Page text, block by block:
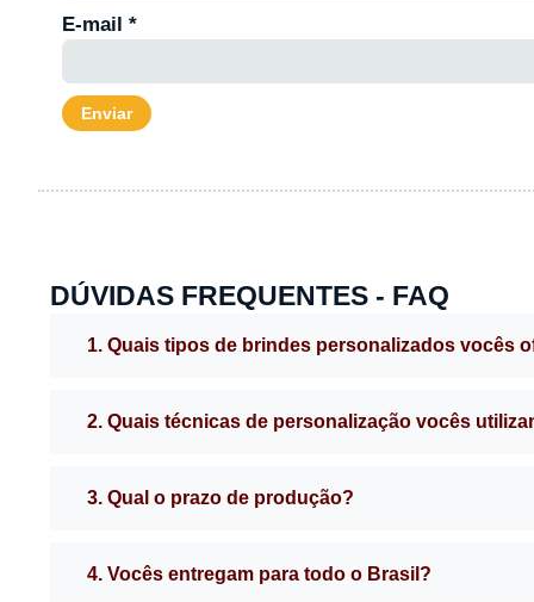
E-mail *
DÚVIDAS FREQUENTES - FAQ
1. Quais tipos de brindes personalizados vocês
2. Quais técnicas de personalização vocês
3. Qual o prazo de produção?
4. Vocês entregam para todo o Brasil?